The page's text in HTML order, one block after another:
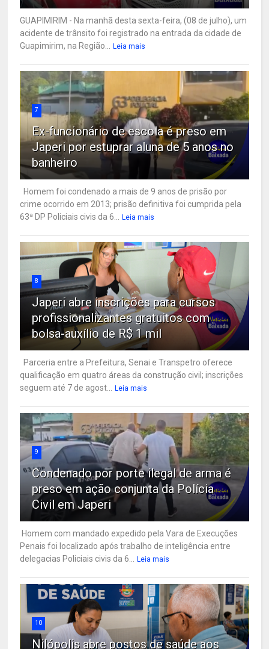
GUAPIMIRIM - Na manhã desta sexta-feira, (08 de julho), um
acidente de trânsito foi registrado na entrada da cidade de
Guapimirim, na Região...
Leia mais
7
Ex-funcionário de escola é preso em
Japeri por estuprar aluna de 5 anos no
banheiro
Homem foi condenado a mais de 9 anos de prisão por
crime ocorrido em 2013; prisão definitiva foi cumprida pela
63ª DP Policiais civis da 6...
Leia mais
8
Japeri abre inscrições para cursos
profissionalizantes gratuitos com
bolsa-auxílio de R$ 1 mil
Parceria entre a Prefeitura, Senai e Transpetro oferece
qualificação em quatro áreas da construção civil; inscrições
seguem até 7 de agost...
Leia mais
9
Condenado por porte ilegal de arma é
preso em ação conjunta da Polícia
Civil em Japeri
Homem com mandado expedido pela Vara de Execuções
Penais foi localizado após trabalho de inteligência entre
delegacias Policiais civis da 6...
Leia mais
10
Nilópolis abre postos de saúde aos